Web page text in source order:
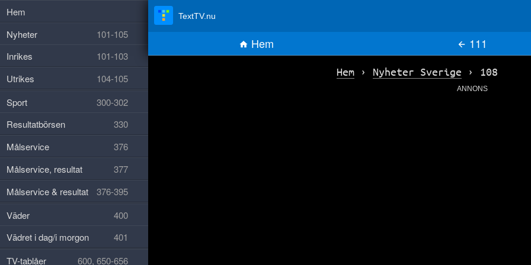
Hem › Nyheter Sverige › 108
ANNONS
TextTV.nu
Hem 111
Hem
Nyheter
101-105
Inrikes
101-103
Utrikes
104-105
Sport
300-302
Resultatbörsen
330
Målservice
376
Målservice, resultat
377
Målservice & resultat
376-395
Väder
400
Vädret i dag/i morgon
401
TV-tablåer
600, 650-656